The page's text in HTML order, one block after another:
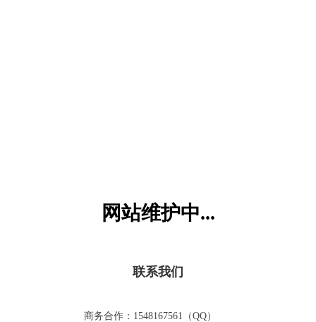
网站维护中...
联系我们
商务合作：1548167561（QQ）